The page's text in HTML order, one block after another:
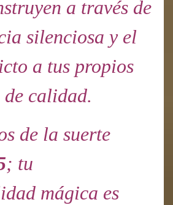
a través de
silenciosa y el
a tus propios
de calidad.
de la suerte
; tu
mágica es